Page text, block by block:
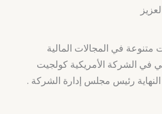
متنوعة في المجالات المالية
في الشركة الأمريكية كولجيت
رئيس مجلس إدارة الشركة .